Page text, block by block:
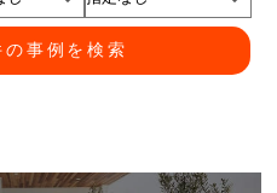
事例を検索